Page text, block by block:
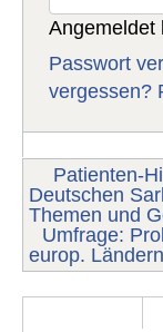
Passwort
vergessen?
Patienten-
Deutschen
Themen und
Umfrage:
europ.